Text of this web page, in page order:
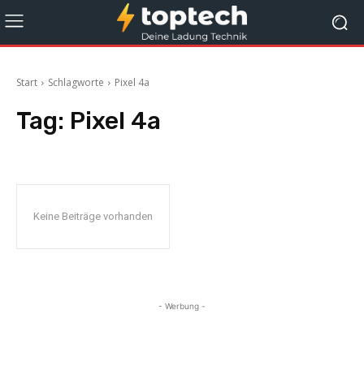
Start Schlagworte Pixel 4a
Tag: Pixel 4a
Keine Beiträge vorhanden
- Werbung -